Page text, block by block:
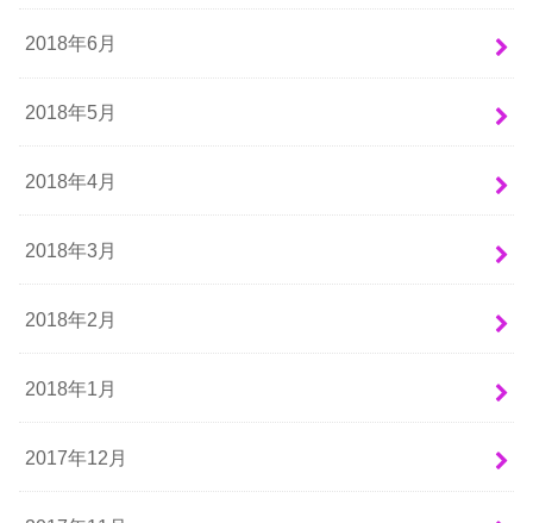
2018年6月
2018年5月
2018年4月
2018年3月
2018年2月
2018年1月
2017年12月